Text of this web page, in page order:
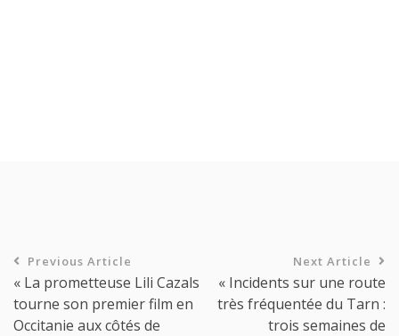
Previous Article
« La prometteuse Lili Cazals
tourne son premier film en
Occitanie aux côtés de
Next Article
« Incidents sur une route
très fréquentée du Tarn :
trois semaines de